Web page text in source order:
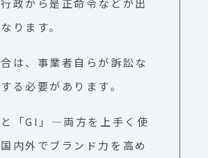
政から是正命令などが出
ります。
は、事業者自らが訴訟な
る必要があります。
と「GI」―両方を上手く使
内外でブランド力を高め